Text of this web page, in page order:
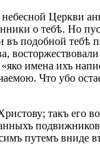
Церкви
о тебѣ. Но
подобной тебѣ
имена ихъ
Что убо
такъ его
путемъ вниде